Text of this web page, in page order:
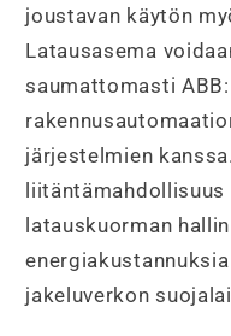
joustavan käytön
Latausasema
saumattomasti
järjestelmien
liitäntämahdollisuus
latauskuorman
jakeluverkon